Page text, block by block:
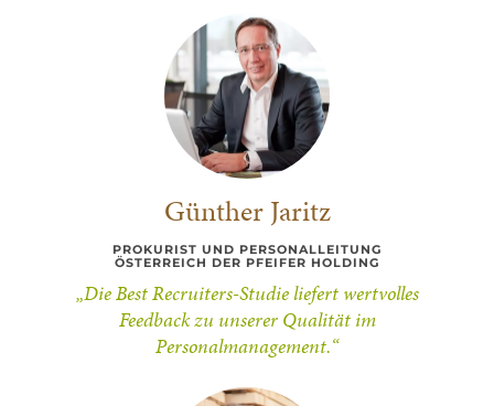
Günther Jaritz
PROKURIST UND PERSONALLEITUNG
ÖSTERREICH DER PFEIFER HOLDING
„Die Best Recruiters-Studie liefert wertvolles
Feedback zu unserer Qualität im
Personalmanagement.“